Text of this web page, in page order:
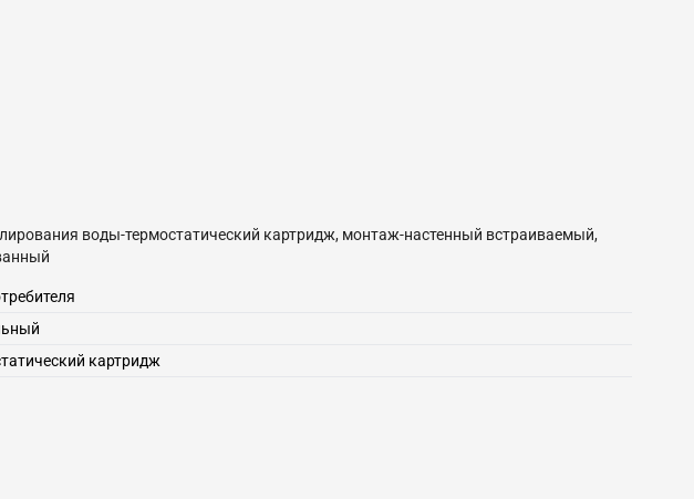
воды-термостатический картридж, монтаж-настенный встраиваемый,
картридж